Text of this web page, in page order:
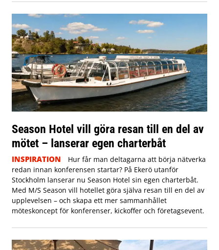
Season Hotel vill göra resan till en del av
mötet – lanserar egen charterbåt
INSPIRATION
Hur får man deltagarna att börja nätverka
redan innan konferensen startar? På Ekerö utanför
Stockholm lanserar nu Season Hotel sin egen charterbåt.
Med M/S Season vill hotellet göra själva resan till en del av
upplevelsen – och skapa ett mer sammanhållet
möteskoncept för konferenser, kickoffer och företagsevent.